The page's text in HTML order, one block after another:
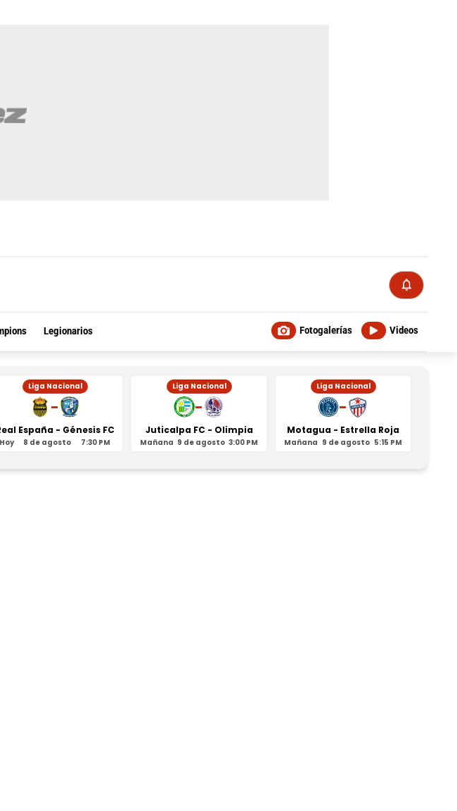
Legionarios Videos
Fotogalerías
Liga Nacional
-
España - Génesis FC
Hoy 8 de agosto 7:30 PM
Liga Nacional
-
Juticalpa FC - Olimpia
Mañana 9 de agosto 3:00 PM
Liga Nacional
-
Motagua - Estrella Roja
Mañana 9 de agosto 5:15 PM